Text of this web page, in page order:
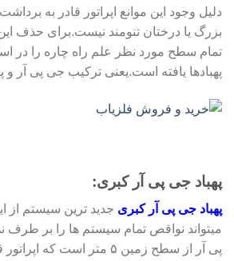
دلیل وجود این موانع اپراتور قادر به
بزرگ یا درختان تنومند نیست.برای حذف
پهبادها یافته است.یعنی ترکیب جی پی آر و
پهباد جی پی آر کبری:
پهباد جی پی آر کبری جدید ترین سیستم از
میتواند نواقص تمام سیستم ها را بر طرف
پی آر از سطح زمین ۵ متر است